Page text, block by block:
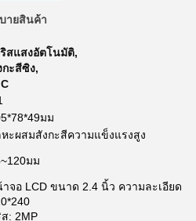
ายสินค้า
สแสงอัตโนมัติ,
กะสีซิง,
มม
ะผสมสังกะสีความแข็งแรงสูง
มม
จอ LCD ขนาด 2.4 นิ้ว ความละเอียด
: 2MP